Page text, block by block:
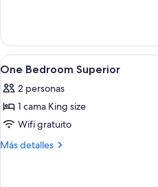
Premier
King
Ver
todas
las
fotos
de
One
4
One Bedroom Superior
2 personas
1 cama King size
Wifi gratuito
Más detalles
Más